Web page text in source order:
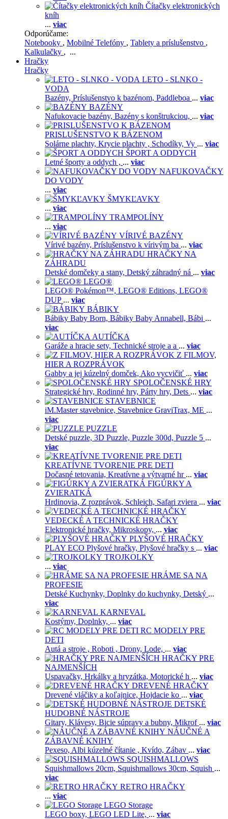
Čítačky elektronických
kníh
... viac
Odporúčame:
Notebooky , Mobilné Telefóny , Tablety a príslušenstvo ,
Kalkulačky , ...
Hračky
Hračky
LETO - SLNKO -
VODA
Bazény, Príslušenstvo k bazénom, Paddleboa ... viac
BAZÉNY
Nafukovacie bazény, Bazény s konštrukciou, ... viac
PRISLUŠENSTVO K BÁZENOM
Solárne plachty, Krycie plachty , Schodíky, Vy ... viac
ŠPORT A ODDYCH
Letné športy a oddych , ... viac
NAFUKOVAČKY
DO VODY
... viac
ŠMYKĽAVKY
... viac
TRAMPOLÍNY
... viac
VÍRIVÉ BAZÉNY
Vírivé bazény, Príslušenstvo k vírivým ba ... viac
HRAČKY NA
ZÁHRADU
Detské domčeky a stany, Detský záhradný ná ... viac
LEGO®
LEGO® Pokémon™, LEGO® Editions, LEGO®
DUP ... viac
BÁBIKY
Bábiky Baby Born, Bábiky Baby Annabell, Bábi ...
viac
AUTÍČKA
Garáže a hracie sety, Technické stroje a a ... viac
Z FILMOV,
HIER A ROZPRÁVOK
Gabby a jej kúzelný domček, Ako vycvičiť ... viac
SPOLOČENSKÉ HRY
Strategické hry, Rodinné hry, Párty hry, Dets ... viac
STAVEBNICE
iM.Master stavebnice, Stavebnice GraviTrax, ME ...
viac
PUZZLE
Detské puzzle, 3D Puzzle, Puzzle 300d, Puzzle 5 ...
viac
KREATÍVNE TVORENIE PRE DETI
Dočasné tetovania, Kreatívne a výtvarné hr ... viac
FIGÚRKY A
ZVIERATKÁ
Hrdinovia, Z rozprávok, Schleich, Safari zviera ... viac
VEDECKÉ A TECHNICKÉ HRAČKY
Elektronické hračky, Mikroskopy, ... viac
PLYŠOVÉ HRAČKY
PLAY ECO Plyšové hračky, Plyšové hračky s ... viac
TROJKOLKY
... viac
HRÁME SA NA
PROFESIE
Detské Kuchynky, Doplnky do kuchynky, Detský ...
viac
KARNEVAL
Kostýmy, Doplnky, ... viac
RC MODELY PRE
DETI
Autá a stroje , Roboti , Drony, Lode, ... viac
HRAČKY PRE
NAJMENŠÍCH
Uspavačky, Hrkálky a hryzátka, Motorické h ... viac
DREVENÉ HRAČKY
Drevené vláčiky a koľajnice, Hojdacie ko ... viac
DETSKÉ
HUDOBNÉ NÁSTROJE
Gitary, Klávesy, Bicie súpravy a bubny, Mikrof ... viac
NÁUČNÉ A
ZÁBAVNÉ KNIHY
Pexeso, Albi kúzelné čítanie , Kvído, Zábav ... viac
SQUISHMALLOWS
Squishmallows 20cm, Squishmallows 30cm, Squish ...
viac
RETRO HRAČKY
... viac
LEGO Storage
LEGO boxy, LEGO LED Lite, ... viac